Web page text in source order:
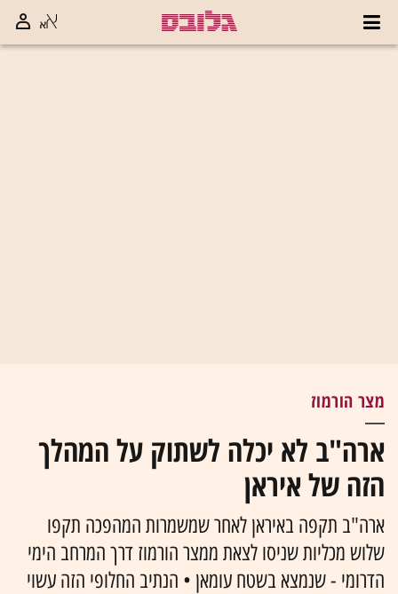
מצר הורמוז
ארה"ב לא יכלה לשתוק על המהלך
הזה של איראן
ארה"ב תקפה באיראן לאחר שמשמרות המהפכה תקפו
שלוש מכליות שניסו לצאת ממצר הורמוז דרך המרחב הימי
הדרומי - שנמצא בשטח עומאן • הנתיב החלופי הזה עשוי